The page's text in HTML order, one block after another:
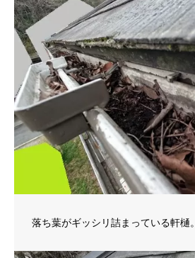
落ち葉がギッシリ詰まっている軒樋。